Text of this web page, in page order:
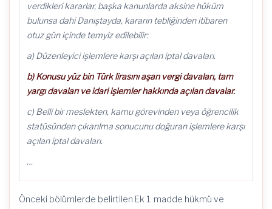
verdikleri kararlar, başka kanunlarda aksine hüküm
bulunsa dahi Danıştayda, kararın tebliğinden itibaren
otuz gün içinde temyiz edilebilir:
a) Düzenleyici işlemlere karşı açılan iptal davaları.
b) Konusu yüz bin Türk lirasını aşan vergi davaları, tam
yargı davaları ve idari işlemler hakkında açılan davalar.
c) Belli bir meslekten, kamu görevinden veya öğrencilik
statüsünden çıkarılma sonucunu doğuran işlemlere karşı
açılan iptal davaları.
…
Önceki bölümlerde belirtilen Ek 1. madde hükmü ve